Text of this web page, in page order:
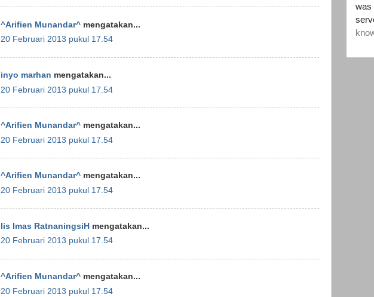
^Arifien Munandar^ mengatakan...
20 Februari 2013 pukul 17.54
inyo marhan mengatakan...
20 Februari 2013 pukul 17.54
^Arifien Munandar^ mengatakan...
20 Februari 2013 pukul 17.54
^Arifien Munandar^ mengatakan...
20 Februari 2013 pukul 17.54
Iis Imas RatnaningsiH mengatakan...
20 Februari 2013 pukul 17.54
^Arifien Munandar^ mengatakan...
20 Februari 2013 pukul 17.54